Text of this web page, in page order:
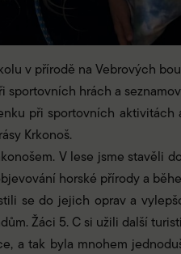
v přírodě na Vebrových
sportovních hrách a
při sportovních
Krkonoš.
V lese jsme stavěli
horské přírody a
se do jejich oprav a
Žáci 5. C si užili další
a tak byla mnohem